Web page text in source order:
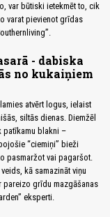
var būtiski ietekmēt to, cik
varat pievienot grīdas
- dabiska
no kukaiņiem
atvērt logus, ielaist
siltās dienas. Diemžēl
patīkamu blakni –
“ciemiņi” bieži
pasmaržot vai pagaršot.
kā samazināt viņu
pareizo grīdu mazgāšanas
eksperti.